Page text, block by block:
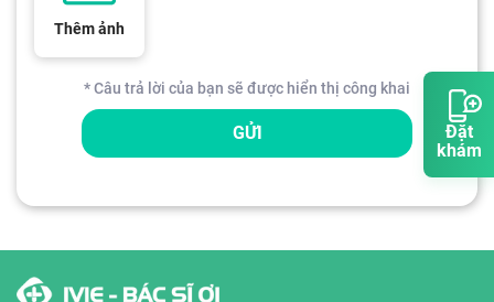
Đặt
khám
Thêm ảnh
* Câu trả lời của bạn sẽ được hiển thị công khai
GỬI